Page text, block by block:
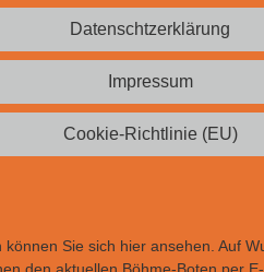
Datenschtzerklärung
Impressum
Cookie-Richtlinie (EU)
können Sie sich hier ansehen. Auf